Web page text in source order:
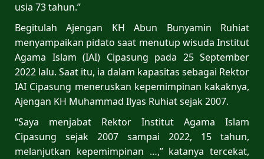
usia 73 tahun.”
Begitulah Ajengan KH Abun Bunyamin Ruhiat
menyampaikan pidato saat menutup wisuda Institut
Agama Islam (IAI) Cipasung pada 25 September
2022 lalu. Saat itu, ia dalam kapasitas sebagai Rektor
IAI Cipasung meneruskan kepemimpinan kakaknya,
Ajengan KH Muhammad Ilyas Ruhiat sejak 2007.
“Saya menjabat Rektor Institut Agama Islam
Cipasung sejak 2007 sampai 2022, 15 tahun,
melanjutkan kepemimpinan …,” katanya tercekat,